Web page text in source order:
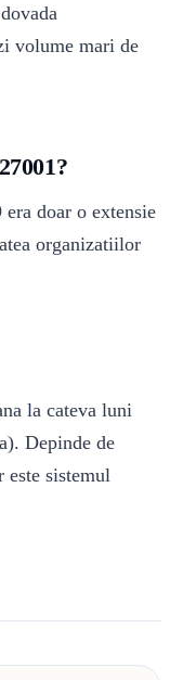
volume mari de
doar o extensie
organizatiilor
la cateva luni
Depinde de
este sistemul